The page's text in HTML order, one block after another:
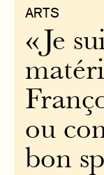
ARTS
« Je
ou
bon